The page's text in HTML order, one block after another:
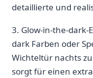
‌detaillierte und
3. Glow-in-the-dark-
dark Farben oder⁣
Wichteltür nachts
sorgt für ⁣einen⁣